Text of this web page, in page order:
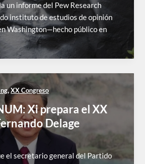
un informe del Pew Research
instituto de estudios de opinión
Washington—hecho público en
,XX Congreso
Xi prepara el XX
Delage
el secretario general del Partido